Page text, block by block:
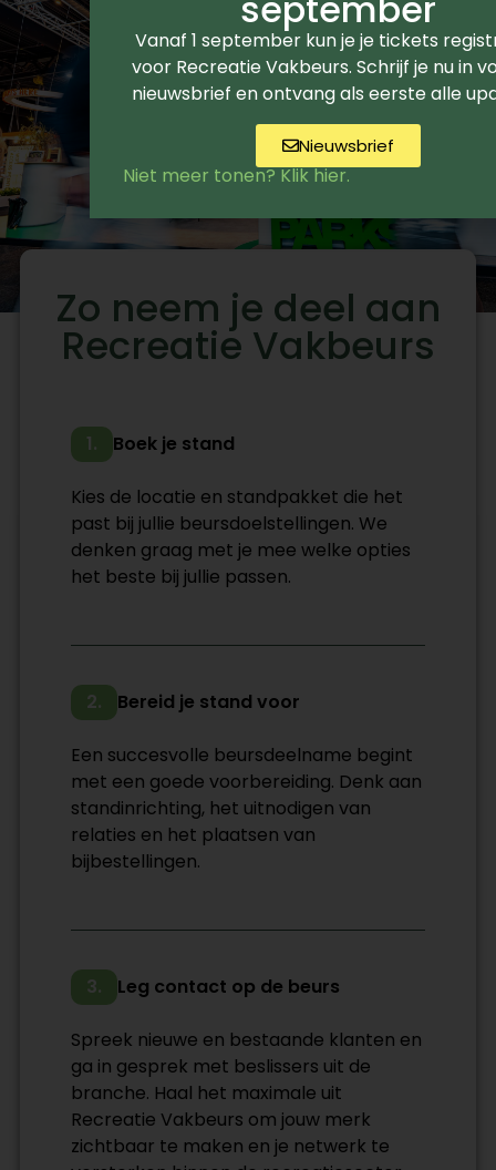
Zo neem je deel aan
Recreatie Vakbeurs
1. Boek je stand
Kies de locatie en standpakket die het
past bij jullie beursdoelstellingen. We
denken graag met je mee welke opties
het beste bij jullie passen.
2. Bereid je stand voor
Een succesvolle beursdeelname begint
met een goede voorbereiding. Denk aan
standinrichting, het uitnodigen van
relaties en het plaatsen van
bijbestellingen.
3. Leg contact op de beurs
Spreek nieuwe en bestaande klanten en
ga in gesprek met beslissers uit de
branche. Haal het maximale uit
Recreatie Vakbeurs om jouw merk
zichtbaar te maken en je netwerk te
Vanaf 1 september kun je je tickets
voor Recreatie Vakbeurs. Schrijf je nu in
nieuwsbrief en ontvang als eerste alle
Nieuwsbrief
Niet meer tonen? Klik hier.